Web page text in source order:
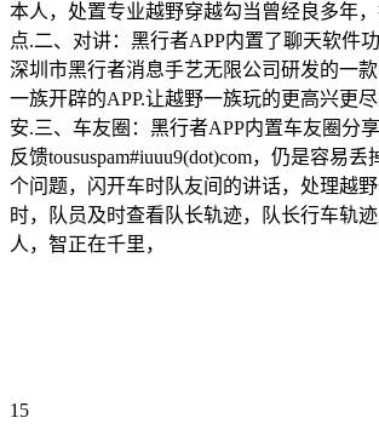
本人，处置专业越野穿越勾当曾经良多年
点.二、对讲：黑行者APP内置了聊天软件
深圳市黑行者消息手艺无限公司研发的一
一族开辟的APP.让越野一族玩的更高兴更
安.三、车友圈：黑行者APP内置车友圈分
反馈toususpam#iuuu9(dot)com，仍是容易
个问题，闪开车时队友间的讲话，处理越
时，队员及时查看队长轨迹，队长行车轨
人，智正在千里，
15